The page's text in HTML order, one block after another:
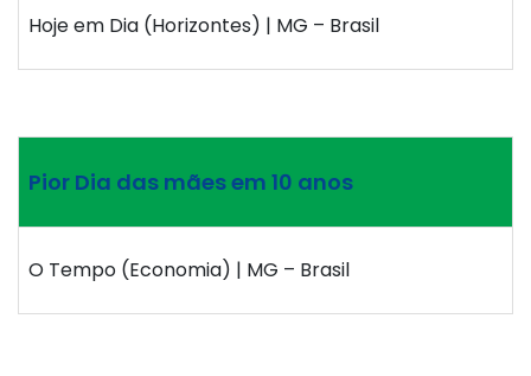
Hoje em Dia (Horizontes) | MG – Brasil
Pior Dia das mães em 10 anos
O Tempo (Economia) | MG – Brasil